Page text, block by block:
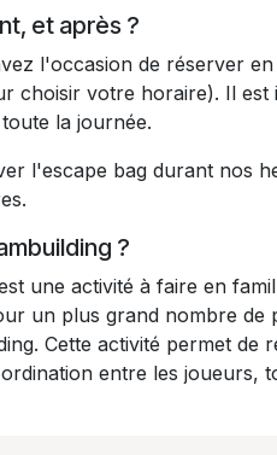
et après ?
l'occasion de réserver
choisir votre horaire). Il
la journée.
l'escape bag durant nos
?
une activité à faire en
un plus grand nombre de
Cette activité permet
entre les